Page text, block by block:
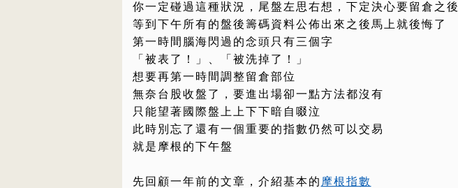
你一定碰過這種狀況，尾盤左思右想，下定決心要留倉之後
等到下午所有的盤後籌碼資料公佈出來之後馬上就後悔了
第一時間腦海閃過的念頭只有三個字
「被表了！」、「被洗掉了！」
想要再第一時間調整留倉部位
無奈台股收盤了，要進出場卻一點方法都沒有
只能望著國際盤上上下下暗自啜泣
此時別忘了還有一個重要的指數仍然可以交易
就是摩根的下午盤
先回顧一年前的文章，介紹基本的 摩根指數